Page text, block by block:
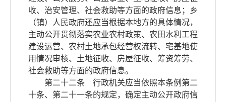
收、治安管理、社会救助等方面的政府信息；乡
（镇）人民政府还应当根据本地方的具体情况，
主动公开贯彻落实农业农村政策、农田水利工程
建设运营、农村土地承包经营权流转、宅基地使
用情况审核、土地征收、房屋征收、筹资筹劳、
社会救助等方面的政府信息。
第二十二条 行政机关应当依照本条例第二
十条、第二十一条的规定，确定主动公开政府信